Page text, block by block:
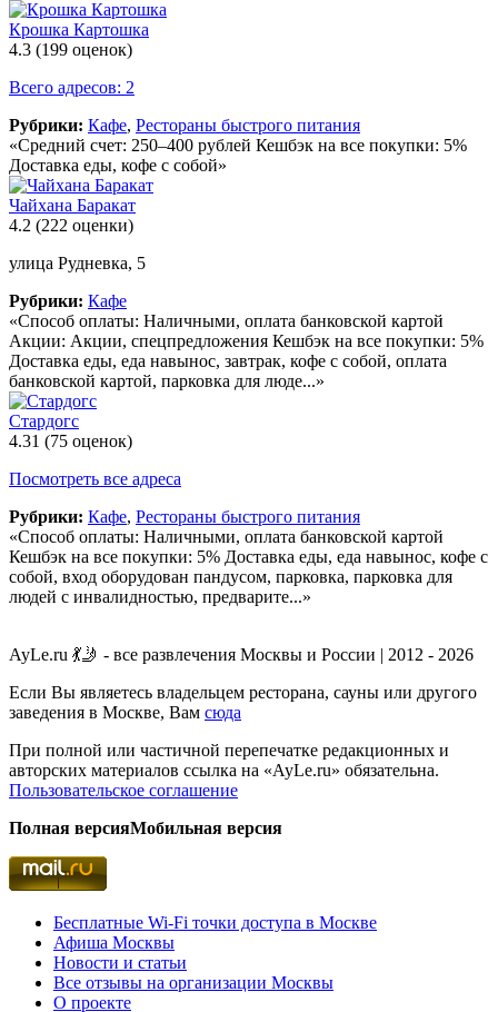
Крошка Картошка
4.3 (199 оценок)
Всего адресов: 2
Рубрики: Кафе, Рестораны быстрого питания
«Средний счет: 250–400 рублей Кешбэк на все покупки: 5%
Доставка еды, кофе с собой»
Чайхана Баракат
4.2 (222 оценки)
улица Рудневка, 5
Рубрики: Кафе
«Способ оплаты: Наличными, оплата банковской картой
Акции: Акции, спецпредложения Кешбэк на все покупки: 5%
Доставка еды, еда навынос, завтрак, кофе с собой, оплата
банковской картой, парковка для люде...»
Стардогс
4.31 (75 оценок)
Посмотреть все адреса
Рубрики: Кафе, Рестораны быстрого питания
«Способ оплаты: Наличными, оплата банковской картой
Кешбэк на все покупки: 5% Доставка еды, еда навынос, кофе с
собой, вход оборудован пандусом, парковка, парковка для
людей с инвалидностью, предварите...»
AyLe.ru 💃🤳 - все развлечения Москвы и России | 2012 - 2026
Если Вы являетесь владельцем ресторана, сауны или другого
заведения в Москве, Вам сюда
При полной или частичной перепечатке редакционных и
авторских материалов ссылка на «AyLe.ru» обязательна.
Пользовательское соглашение
Полная версияМобильная версия
Бесплатные Wi-Fi точки доступа в Москве
Афиша Москвы
Новости и статьи
Все отзывы на организации Москвы
О проекте